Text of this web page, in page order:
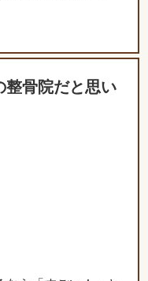
骨院だと思い